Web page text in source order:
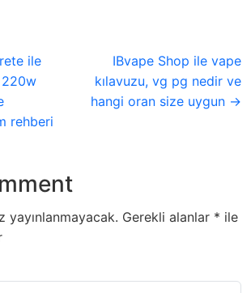
ile
rehberi
IBvape Shop ile vape
kılavuzu, vg pg nedir ve
hangi oran size uygun →
yayınlanmayacak. Gerekli alanlar * ile